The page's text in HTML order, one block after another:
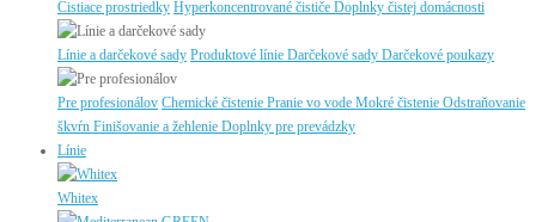
Čistiace prostriedky Hyperkoncentrované čističe Doplnky čistej domácnosti
Línie a darčekové sady Produktové línie Darčekové sady Darčekové poukazy
Pre profesionálov Chemické čistenie Pranie vo vode Mokré čistenie Odstraňovanie
škvŕn Finišovanie a žehlenie Doplnky pre prevádzky
Línie
Whitex